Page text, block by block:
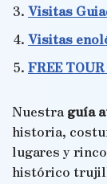
Visitas
Visitas
FREE
Nuestra guía
historia,
lugares y
histórico